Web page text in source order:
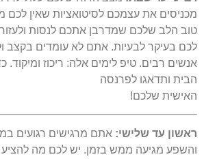
מכניסים את עצמכם לסיטואציות שאין לכם
טוב הלב שלכם שמדרבן אתכם לנסות
לכם בעיקר לבעיות. אתם לא עומדים בקצב
אנשים רבים. טיפ לימים אלה: ריכוז ומיקוד.
הבית ותדאגו לפרנסה
האישית שלכם!
ראשון עד שלישי: אתם מרגישים רגועים
והשפע מגיעה ממש בזמן. יש לכם מה